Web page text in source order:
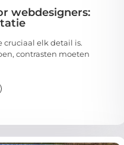
webdesigners:
cruciaal elk detail is.
contrasten moeten